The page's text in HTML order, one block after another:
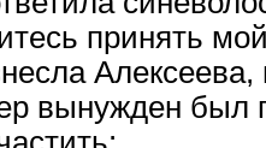
принять
вынужден был